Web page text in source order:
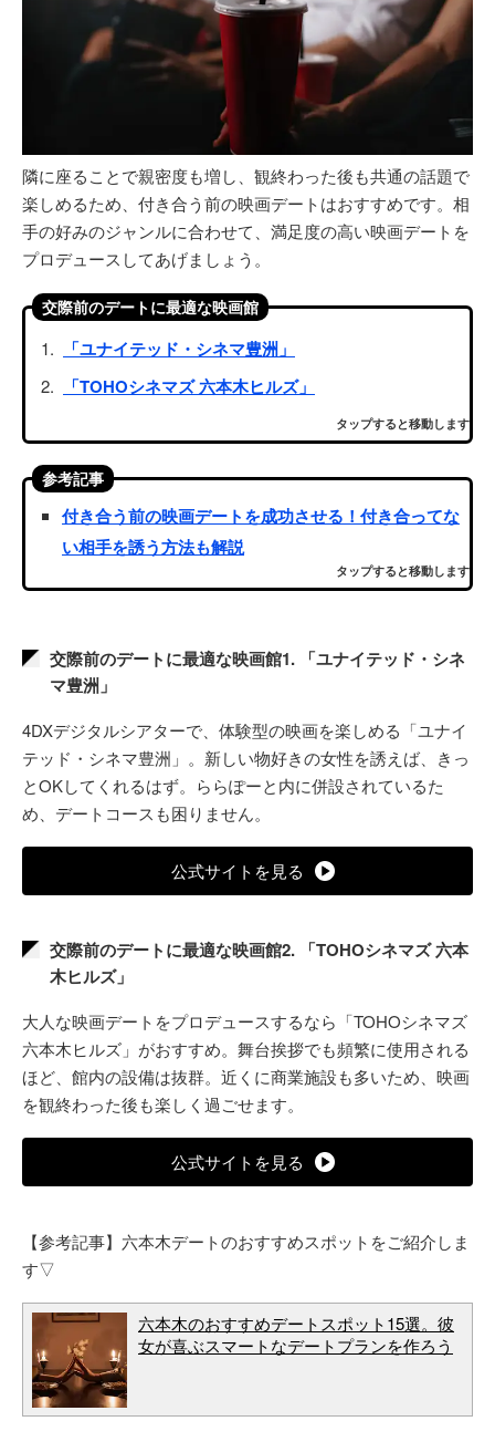
隣に座ることで親密度も増し、観終わった後も共通の話題で
楽しめるため、付き合う前の映画デートはおすすめです。相
手の好みのジャンルに合わせて、満足度の高い映画デートを
プロデュースしてあげましょう。
交際前のデートに最適な映画館
「ユナイテッド・シネマ豊洲」
「TOHOシネマズ 六本木ヒルズ」
タップすると移動します
参考記事
付き合う前の映画デートを成功させる！付き合ってな
い相手を誘う方法も解説
タップすると移動します
交際前のデートに最適な映画館1. 「ユナイテッド・シネ
マ豊洲」
4DXデジタルシアターで、体験型の映画を楽しめる「ユナイ
テッド・シネマ豊洲」。新しい物好きの女性を誘えば、きっ
とOKしてくれるはず。ららぽーと内に併設されているた
め、デートコースも困りません。
公式サイトを見る
交際前のデートに最適な映画館2. 「TOHOシネマズ 六本
木ヒルズ」
大人な映画デートをプロデュースするなら「TOHOシネマズ
六本木ヒルズ」がおすすめ。舞台挨拶でも頻繁に使用される
ほど、館内の設備は抜群。近くに商業施設も多いため、映画
を観終わった後も楽しく過ごせます。
公式サイトを見る
【参考記事】六本木デートのおすすめスポットをご紹介しま
す▽
六本木のおすすめデートスポット15選。彼
女が喜ぶスマートなデートプランを作ろう